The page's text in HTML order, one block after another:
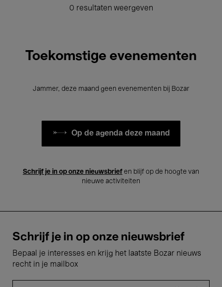
0 resultaten weergeven
Toekomstige evenementen
Jammer, deze maand geen evenementen bij Bozar
Op de agenda deze maand
Schrijf je in op onze nieuwsbrief en blijf op de hoogte van
nieuwe activiteiten
Schrijf je in op onze nieuwsbrief
Bepaal je interesses en krijg het laatste Bozar nieuws
recht in je mailbox